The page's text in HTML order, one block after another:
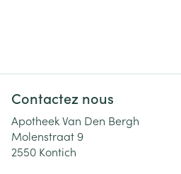
Contactez nous
Apotheek Van Den Bergh
Molenstraat 9
2550 Kontich